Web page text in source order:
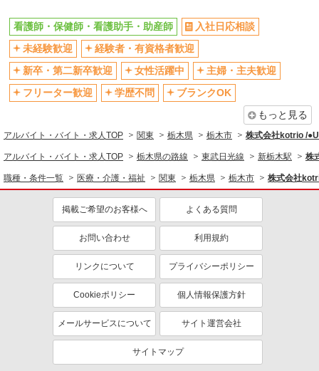
残業少なめ（月20h未満）
交通費支給
社会保険あり
産休・育休取得実績あり
退職金・財形貯蓄制度あり
各種手当（家族・役職・インセン
ティブなど）あり
資格取得支援制度あり
同じ職種から求人を探す
医療・介護・福祉
看護師・保健師・看護助手・助産師
同じ特徴から求人を探す
未経験歓迎
ミドル（40代～）活躍中
ボーナス・賞与あり
車通勤OK
社会保険あり
産休・育休取得実績あり
看護師・保健師・看護助手・助産師
入社日応相談
未経験歓迎
経験者・有資格者歓迎
新卒・第二新卒歓迎
女性活躍中
主婦・主夫歓迎
フリーター歓迎
学歴不問
ブランクOK
もっと見る
アルバイト・バイト・求人TOP 関東 栃木県 栃木市 株式会社kotrio /
アルバイト・バイト・求人TOP 栃木県の路線 東武日光線 新栃木駅 株
職種・条件一覧 医療・介護・福祉 関東 栃木県 栃木市 株式会社
掲載ご希望のお客様へ よくある質問
お問い合わせ 利用規約
リンクについて プライバシーポリシー
Cookieポリシー 個人情報保護方針
メールサービスについて サイト運営会社
サイトマップ